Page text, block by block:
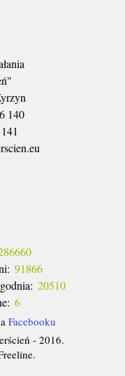
140
91866
20510
6
Facebooku
- 2016.